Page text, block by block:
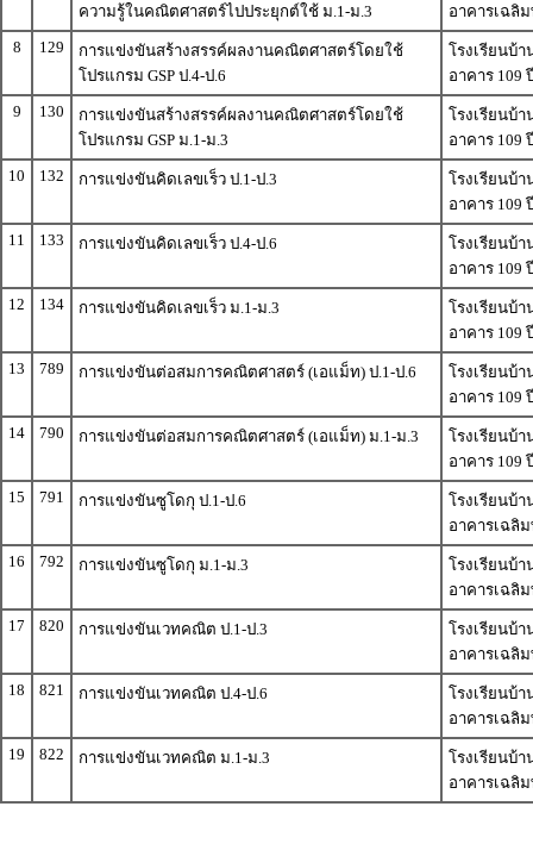
ความรู้ในคณิตศาสตร์ไปประยุกต์ใช้ ม.1-ม.3
อาคารเฉลิ
8
129
การแข่งขันสร้างสรรค์ผลงานคณิตศาสตร์โดยใช้
โปรแกรม GSP ป.4-ป.6
โรงเรียนบ้
อาคาร 109
9
130
การแข่งขันสร้างสรรค์ผลงานคณิตศาสตร์โดยใช้
โปรแกรม GSP ม.1-ม.3
โรงเรียนบ้
อาคาร 109
10
132 การแข่งขันคิดเลขเร็ว ป.1-ป.3
โรงเรียนบ้
อาคาร 109
11
133 การแข่งขันคิดเลขเร็ว ป.4-ป.6
โรงเรียนบ้
อาคาร 109
12
134 การแข่งขันคิดเลขเร็ว ม.1-ม.3
โรงเรียนบ้
อาคาร 109
13
789 การแข่งขันต่อสมการคณิตศาสตร์ (เอแม็ท) ป.1-ป.6
โรงเรียนบ้
อาคาร 109
14
790 การแข่งขันต่อสมการคณิตศาสตร์ (เอแม็ท) ม.1-ม.3
โรงเรียนบ้
อาคาร 109
15
791 การแข่งขันซูโดกุ ป.1-ป.6
โรงเรียนบ้
อาคารเฉลิ
16
792 การแข่งขันซูโดกุ ม.1-ม.3
โรงเรียนบ้
อาคารเฉลิ
17
820 การแข่งขันเวทคณิต ป.1-ป.3
โรงเรียนบ้
อาคารเฉลิ
18
821 การแข่งขันเวทคณิต ป.4-ป.6
โรงเรียนบ้
อาคารเฉลิ
19
822 การแข่งขันเวทคณิต ม.1-ม.3
โรงเรียนบ้
อาคารเฉลิ